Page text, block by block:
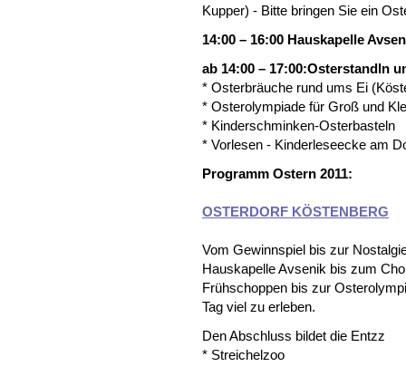
Kupper) - Bitte bringen Sie ein
14:00 – 16:00 Hauskapelle
ab 14:00 – 17:00:Osterstandln
* Osterbräuche rund ums Ei
* Osterolympiade für Groß und
* Kinderschminken-Osterbasteln
* Vorlesen - Kinderleseecke am
Programm Ostern 2011:
OSTERDORF KÖSTENBERG
Vom Gewinnspiel bis zur
Hauskapelle Avsenik bis zum
Frühschoppen bis zur
Tag viel zu erleben.
Den Abschluss bildet die Entzz
* Streichelzoo